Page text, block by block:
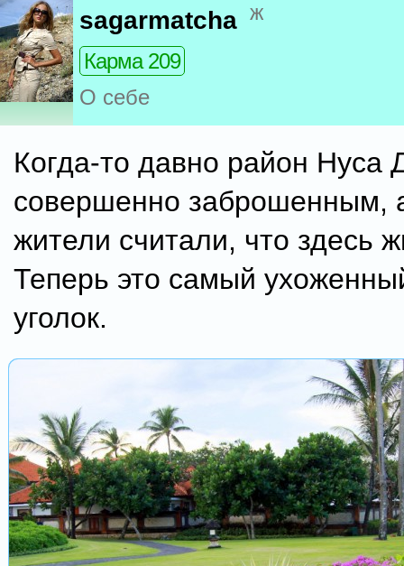
sagarmatcha ж
Карма 209
О себе
Когда-то давно район Нуса
совершенно заброшенным,
жители считали, что здесь
Теперь это самый
уголок.